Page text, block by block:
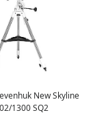
New Skyline
1300 SQ2